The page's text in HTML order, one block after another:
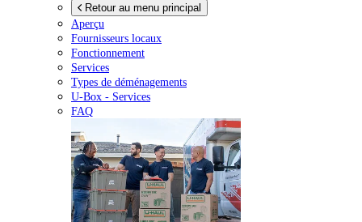
Retour au menu principal
Aperçu
Fournisseurs locaux
Fonctionnement
Services
Types de déménagements
U-Box - Services
FAQ